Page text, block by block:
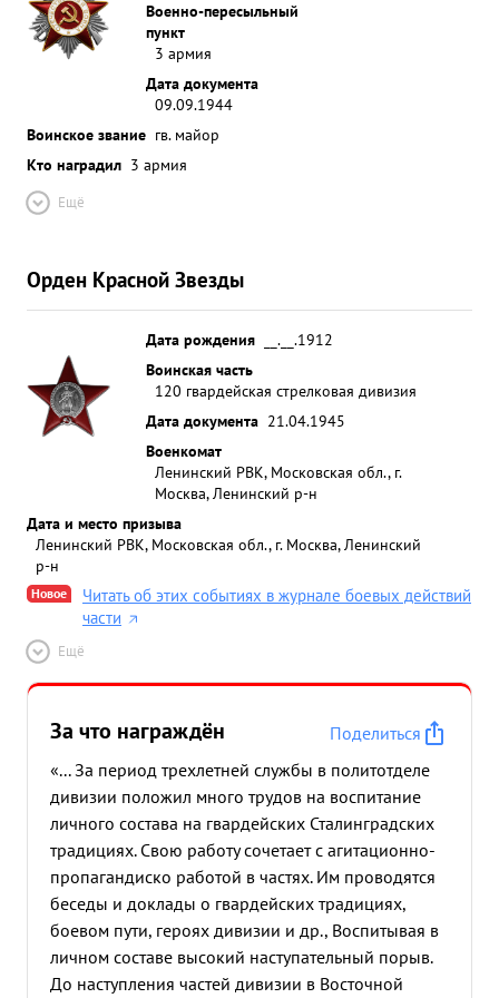
Военно-пересыльный
пункт
3 армия
Дата документа
09.09.1944
Воинское звание гв. майор
Кто наградил 3 армия
Ещё
Орден Красной Звезды
Дата рождения
__.__.1912
Воинская часть
120 гвардейская стрелковая дивизия
Дата документа 21.04.1945
Военкомат
Ленинский РВК, Московская обл., г.
Москва, Ленинский р-н
Дата и место призыва
Ленинский РВК, Московская обл., г. Москва, Ленинский
р-н
Новое
Читать об этих событиях в журнале боевых действий
части
Ещё
За что награждён
Поделиться
«... За период трехлетней службы в политотделе
дивизии положил много трудов на воспитание
личного состава на гвардейских Сталинградских
традициях. Свою работу сочетает с агитационно-
пропагандиско работой в частях. Им проводятся
беседы и доклады о гвардейских традициях,
боевом пути, героях дивизии и др., Воспитывая в
личном составе высокий наступательный порыв.
До наступления частей дивизии в Восточной